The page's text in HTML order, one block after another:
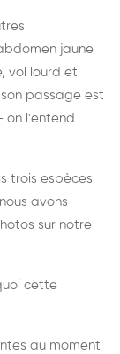
jaune
vol lourd et
passage est
on l'entend
trois espèces
avons
sur notre
cette
au moment